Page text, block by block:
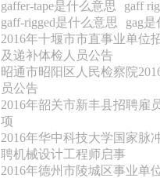
gaffer-tape是什么意思
gaff
gaff-rigged是什么意思
gag
2016年十堰市市直事业单位
及递补体检人员公告
昭通市昭阳区人民检察院
员公告
2016年韶关市新丰县招聘雇
项
2016年华中科技大学国家脉
聘机械设计工程师启事
2016年德州市陵城区事业单